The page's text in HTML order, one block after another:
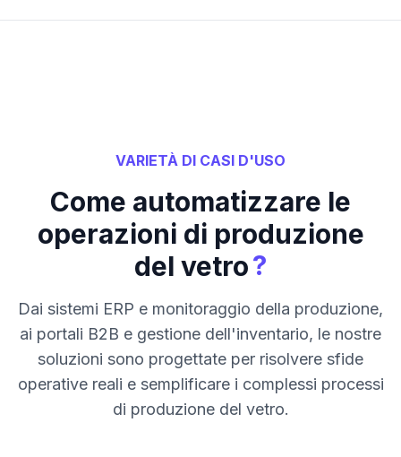
VARIETÀ DI CASI D'USO
Come automatizzare le
operazioni di produzione
del vetro?
Dai sistemi ERP e monitoraggio della produzione,
ai portali B2B e gestione dell'inventario, le nostre
soluzioni sono progettate per risolvere sfide
operative reali e semplificare i complessi processi
di produzione del vetro.